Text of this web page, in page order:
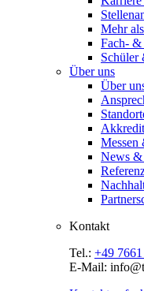
Mehr
Fach- &
Schüler
Über uns
Über
Messen
News &
Kontakt
Tel.: +49
E-Mail: